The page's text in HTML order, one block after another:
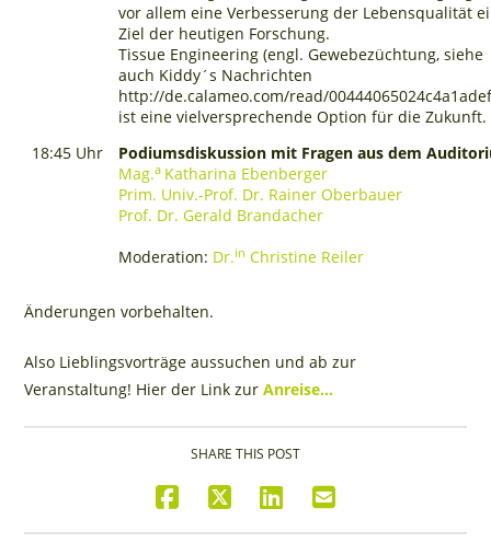
vor allem eine Verbesserung der Lebensqualität
Ziel der heutigen Forschung.
Tissue Engineering (engl. Gewebezüchtung, siehe
auch Kiddy´s Nachrichten
http://de.calameo.com/read/
ist eine vielversprechende Option für die Zukunft.
18:45 Uhr
Podiumsdiskussion mit Fragen aus dem
Mag.a Katharina Ebenberger
Prim. Univ.-Prof. Dr. Rainer Oberbauer
Prof. Dr. Gerald Brandacher
Moderation: Dr.in Christine Reiler
Änderungen vorbehalten.
Also Lieblingsvorträge aussuchen und ab zur
Veranstaltung! Hier der Link zurAnreise…
SHARE THIS POST